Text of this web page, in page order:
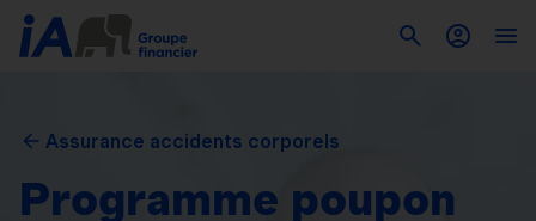
Assurance accidents corporels
Programme poupon